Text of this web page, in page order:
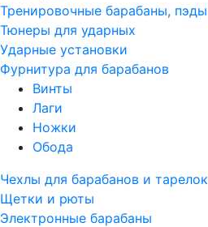
Тренировочные барабаны, пэды
Тюнеры для ударных
Ударные установки
Фурнитура для барабанов
Винты
Лаги
Ножки
Обода
Чехлы для барабанов и тарелок
Щетки и рюты
Электронные барабаны